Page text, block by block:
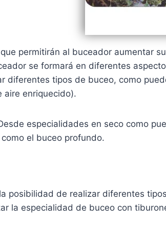
permitirán al buceador aumentar
se formará en diferentes
diferentes tipos de buceo, como
aire enriquecido).
especialidades en seco como
el buceo profundo.
posibilidad de realizar diferentes
la especialidad de buceo con